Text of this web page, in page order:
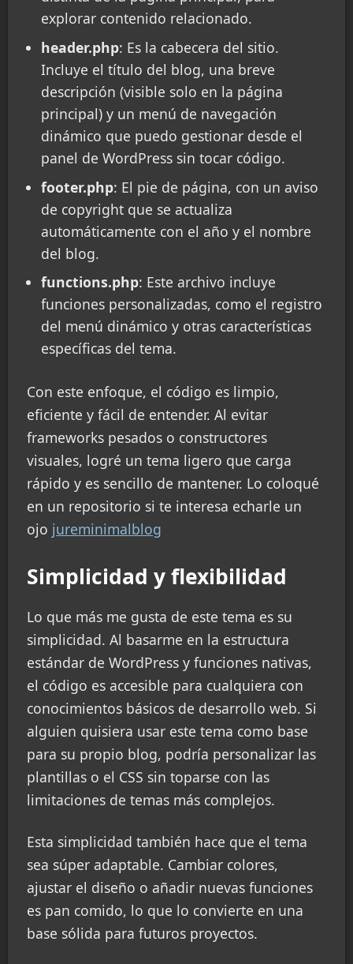
explorar contenido relacionado.
header.php: Es la cabecera del sitio.
Incluye el título del blog, una breve
descripción (visible solo en la página
principal) y un menú de navegación
dinámico que puedo gestionar desde el
panel de WordPress sin tocar código.
footer.php: El pie de página, con un aviso
de copyright que se actualiza
automáticamente con el año y el nombre
del blog.
functions.php: Este archivo incluye
funciones personalizadas, como el registro
del menú dinámico y otras características
específicas del tema.
Con este enfoque, el código es limpio,
eficiente y fácil de entender. Al evitar
frameworks pesados o constructores
visuales, logré un tema ligero que carga
rápido y es sencillo de mantener. Lo coloqué
en un repositorio si te interesa echarle un
ojo jureminimalblog
Simplicidad y flexibilidad
Lo que más me gusta de este tema es su
simplicidad. Al basarme en la estructura
estándar de WordPress y funciones nativas,
el código es accesible para cualquiera con
conocimientos básicos de desarrollo web. Si
alguien quisiera usar este tema como base
para su propio blog, podría personalizar las
plantillas o el CSS sin toparse con las
limitaciones de temas más complejos.
Esta simplicidad también hace que el tema
sea súper adaptable. Cambiar colores,
ajustar el diseño o añadir nuevas funciones
es pan comido, lo que lo convierte en una
base sólida para futuros proyectos.